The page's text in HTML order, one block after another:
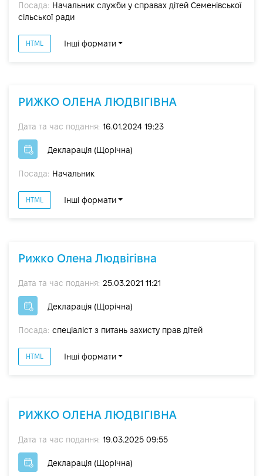
Посада: Начальник служби у справах дітей Семенівської
сільської ради
HTML Інші формати
РИЖКО ОЛЕНА ЛЮДВІГІВНА
Дата та час подання: 16.01.2024 19:23
Декларація (Щорічна)
Посада: Начальник
HTML Інші формати
Рижко Олена Людвігівна
Дата та час подання: 25.03.2021 11:21
Декларація (Щорічна)
Посада: спеціаліст з питань захисту прав дітей
HTML Інші формати
РИЖКО ОЛЕНА ЛЮДВІГІВНА
Дата та час подання: 19.03.2025 09:55
Декларація (Щорічна)